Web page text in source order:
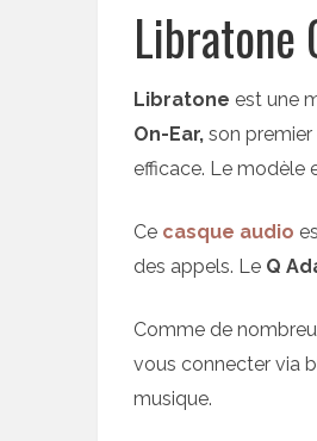
Libratone
Libratone est une
On-Ear, son
efficace. Le modèle
Ce casque audio
des appels. Le Q
Comme de
vous connecter via
musique.